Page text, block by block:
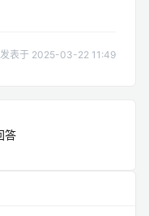
发表于 2025-03-22 11:49
答